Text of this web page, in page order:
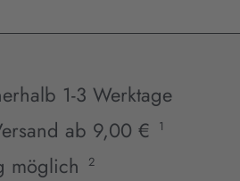
1-3 Werktage
ab 9,00 €
1
möglich 2